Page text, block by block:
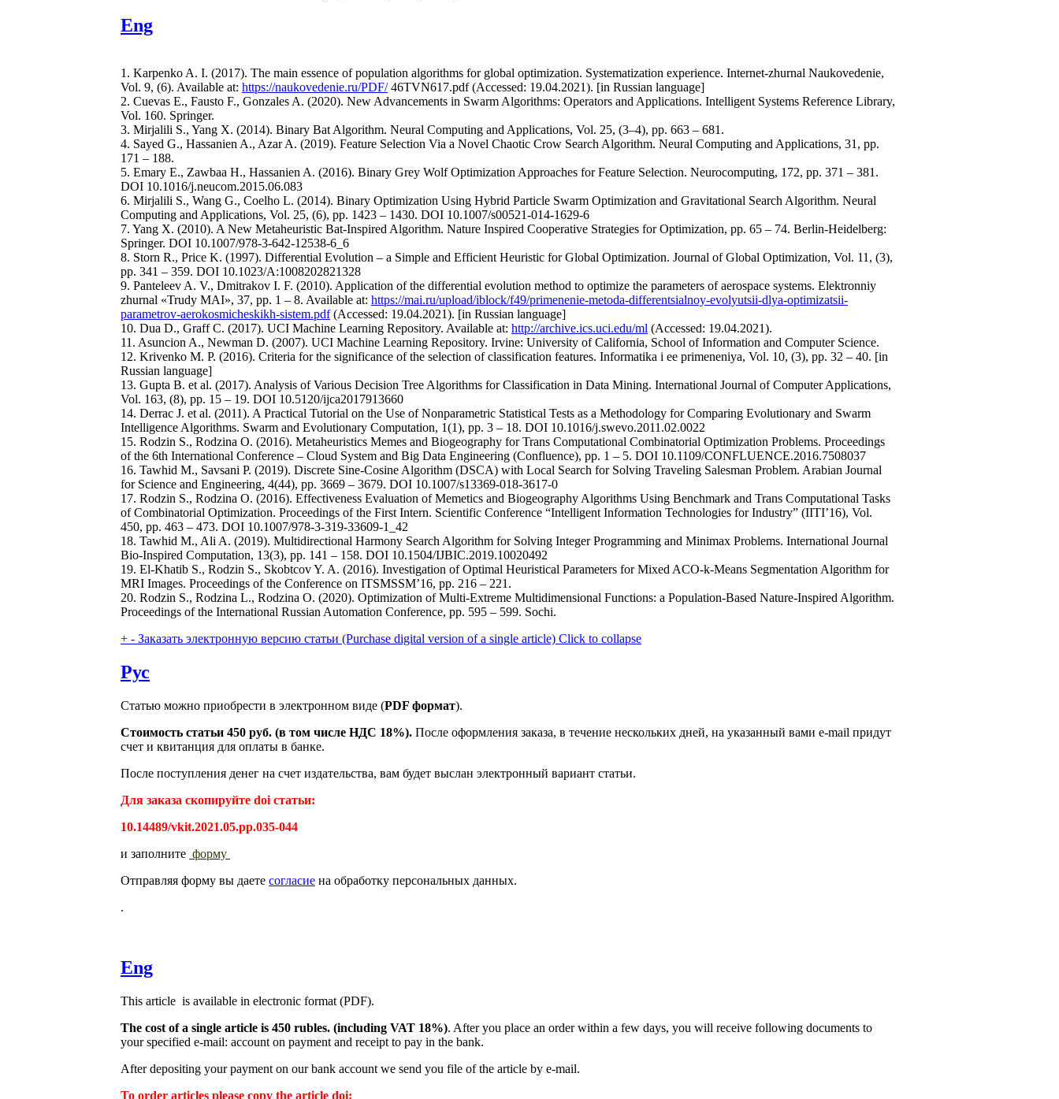
Eng
1. Karpenko A. I. (2017). The main essence of population algorithms for global optimization. Systematization experience. Internet-zhurnal Naukovedenie,
Vol. 9, (6). Available at: https://naukovedenie.ru/PDF/46TVN617.pdf (Accessed: 19.04.2021). [in Russian language]
2. Cuevas E., Fausto F., Gonzales A. (2020). New Advancements in Swarm Algorithms: Operators and Applications. Intelligent Systems Reference Library,
Vol. 160. Springer.
3. Mirjalili S., Yang X. (2014). Binary Bat Algorithm. Neural Computing and Applications, Vol. 25, (3–4), pp. 663 – 681.
4. Sayed G., Hassanien A., Azar A. (2019). Feature Selection Via a Novel Chaotic Crow Search Algorithm. Neural Computing and Applications, 31, pp.
171 – 188.
5. Emary E., Zawbaa H., Hassanien A. (2016). Binary Grey Wolf Optimization Approaches for Feature Selection. Neurocomputing, 172, pp. 371 – 381.
DOI 10.1016/j.neucom.2015.06.083
6. Mirjalili S., Wang G., Coelho L. (2014). Binary Optimization Using Hybrid Particle Swarm Optimization and Gravitational Search Algorithm. Neural
Computing and Applications, Vol. 25, (6), pp. 1423 – 1430. DOI 10.1007/s00521-014-1629-6
7. Yang X. (2010). A New Metaheuristic Bat-Inspired Algorithm. Nature Inspired Cooperative Strategies for Optimization, pp. 65 – 74. Berlin-Heidelberg:
Springer. DOI 10.1007/978-3-642-12538-6_6
8. Storn R., Price K. (1997). Differential Evolution – a Simple and Efficient Heuristic for Global Optimization. Journal of Global Optimization, Vol. 11, (3),
pp. 341 – 359. DOI 10.1023/A:1008202821328
9. Panteleev A. V., Dmitrakov I. F. (2010). Application of the differential evolution method to optimize the parameters of aerospace systems. Elektronniy
zhurnal «Trudy MAI», 37, pp. 1 – 8. Available at: https://mai.ru/upload/iblock/f49/primenenie-metoda-differentsialnoy-evolyutsii-dlya-optimizatsii-
parametrov-aerokosmicheskikh-sistem.pdf(Accessed: 19.04.2021). [in Russian language]
10. Dua D., Graff C. (2017). UCI Machine Learning Repository. Available at: http://archive.ics.uci.edu/ml (Accessed: 19.04.2021).
11. Asuncion A., Newman D. (2007). UCI Machine Learning Repository. Irvine: University of California, School of Information and Computer Science.
12. Krivenko M. P. (2016). Criteria for the significance of the selection of classification features. Informatika i ee primeneniya, Vol. 10, (3), pp. 32 – 40. [in
Russian language]
13. Gupta B. et al. (2017). Analysis of Various Decision Tree Algorithms for Classification in Data Mining. International Journal of Computer Applications,
Vol. 163, (8), pp. 15 – 19. DOI 10.5120/ijca2017913660
14. Derrac J. et al. (2011). A Practical Tutorial on the Use of Nonparametric Statistical Tests as a Methodology for Comparing Evolutionary and Swarm
Intelligence Algorithms. Swarm and Evolutionary Computation, 1(1), pp. 3 – 18. DOI 10.1016/j.swevo.2011.02.0022
15. Rodzin S., Rodzina O. (2016). Metaheuristics Memes and Biogeography for Trans Computational Combinatorial Optimization Problems. Proceedings
of the 6th International Conference – Cloud System and Big Data Engineering (Confluence), pp. 1 – 5. DOI 10.1109/CONFLUENCE.2016.7508037
16. Tawhid M., Savsani P. (2019). Discrete Sine-Cosine Algorithm (DSCA) with Local Search for Solving Traveling Salesman Problem. Arabian Journal
for Science and Engineering, 4(44), pp. 3669 – 3679. DOI 10.1007/s13369-018-3617-0
17. Rodzin S., Rodzina O. (2016). Effectiveness Evaluation of Memetics and Biogeography Algorithms Using Benchmark and Trans Computational Tasks
of Combinatorial Optimization. Proceedings of the First Intern. Scientific Conference “Intelligent Information Technologies for Industry” (IITI’16), Vol.
450, pp. 463 – 473. DOI 10.1007/978-3-319-33609-1_42
18. Tawhid M., Ali A. (2019). Multidirectional Harmony Search Algorithm for Solving Integer Programming and Minimax Problems. International Journal
Bio-Inspired Computation, 13(3), pp. 141 – 158. DOI 10.1504/IJBIC.2019.10020492
19. El-Khatib S., Rodzin S., Skobtcov Y. A. (2016). Investigation of Optimal Heuristical Parameters for Mixed ACO-k-Means Segmentation Algorithm for
MRI Images. Proceedings of the Conference on ITSMSSM’16, pp. 216 – 221.
20. Rodzin S., Rodzina L., Rodzina O. (2020). Optimization of Multi-Extreme Multidimensional Functions: a Population-Based Nature-Inspired Algorithm.
Proceedings of the International Russian Automation Conference, pp. 595 – 599. Sochi.
+ - Заказать электронную версию статьи (Purchase digital version of a single article) Click to collapse
Рус
Статью можно приобрести в электронном виде (PDF формат).
Стоимость статьи 450 руб. (в том числе НДС 18%). После оформления заказа, в течение нескольких дней, на указанный вами e-mail придут
счет и квитанция для оплаты в банке.
После поступления денег на счет издательства, вам будет выслан электронный вариант статьи.
Для заказа скопируйте doi статьи:
10.14489/vkit.2021.05.pp.035-044
и заполните форму
Отправляя форму вы даете согласие на обработку персональных данных.
.
Eng
This article is available in electronic format (PDF).
The cost of a single article is 450 rubles. (including VAT 18%). After you place an order within a few days, you will receive following documents to
your specified e-mail: account on payment and receipt to pay in the bank.
After depositing your payment on our bank account we send you file of the article by e-mail.
To order articles please copy the article doi: